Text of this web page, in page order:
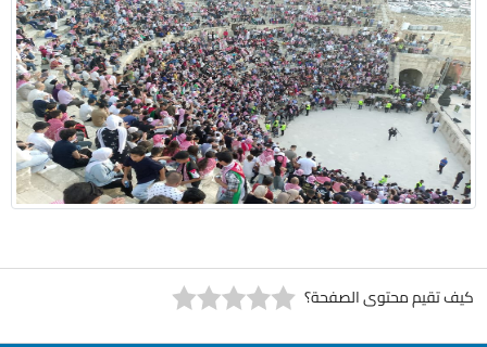
كيف تقيم محتوى الصفحة؟